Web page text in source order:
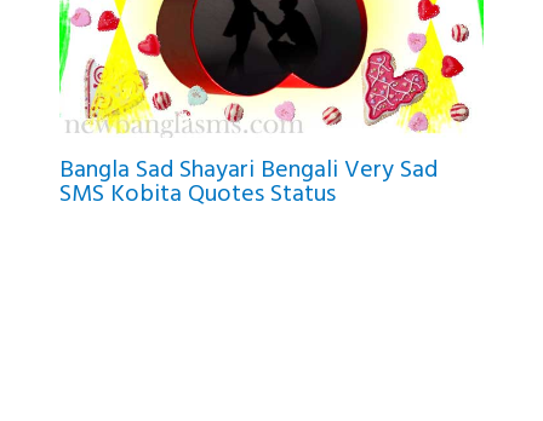
Bangla Sad Shayari Bengali Very Sad
SMS Kobita Quotes Status